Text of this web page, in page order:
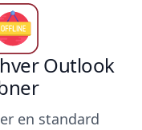
Outlook
en standard